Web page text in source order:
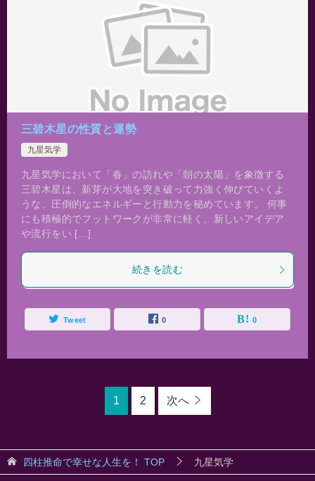
三碧木星の性質と運勢
九星気学
九星気学において「春」の訪れや「朝の太陽」を象徴する
三碧木星は、新芽が大地を突き破って力強く伸びていくよ
うな、圧倒的なエネルギーと行動力を秘めています。 何事
にも積極的でフットワークが非常に軽く、新しいアイデア
や流行をい […]
続きを読む
Tweet 0 0
1 2 次へ
四柱推命で幸せな人生を！ TOP 九星気学